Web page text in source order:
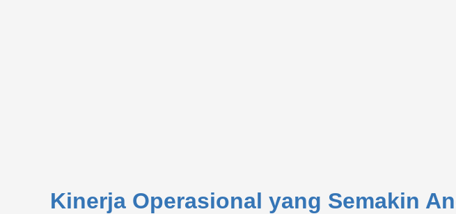
Kinerja Operasional yang Semakin